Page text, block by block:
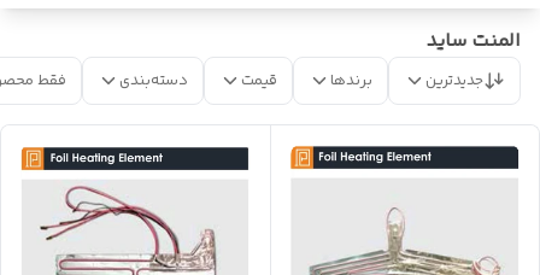
المنت ساید
جدیدترین برندها قیمت دسته‌بندی فقط